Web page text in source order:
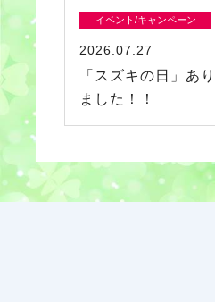
イベント/キャンペーン
2026.07.27
「スズキの日」あ
ました！！